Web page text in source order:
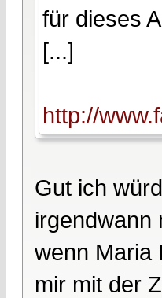
für dieses
[...]
http://
Gut ich
irgendwann
wenn Maria
mir mit der